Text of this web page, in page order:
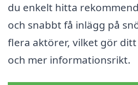
du enkelt hitta
och snabbt få inlägg på
flera aktörer, vilket gör
och mer informationsrikt.